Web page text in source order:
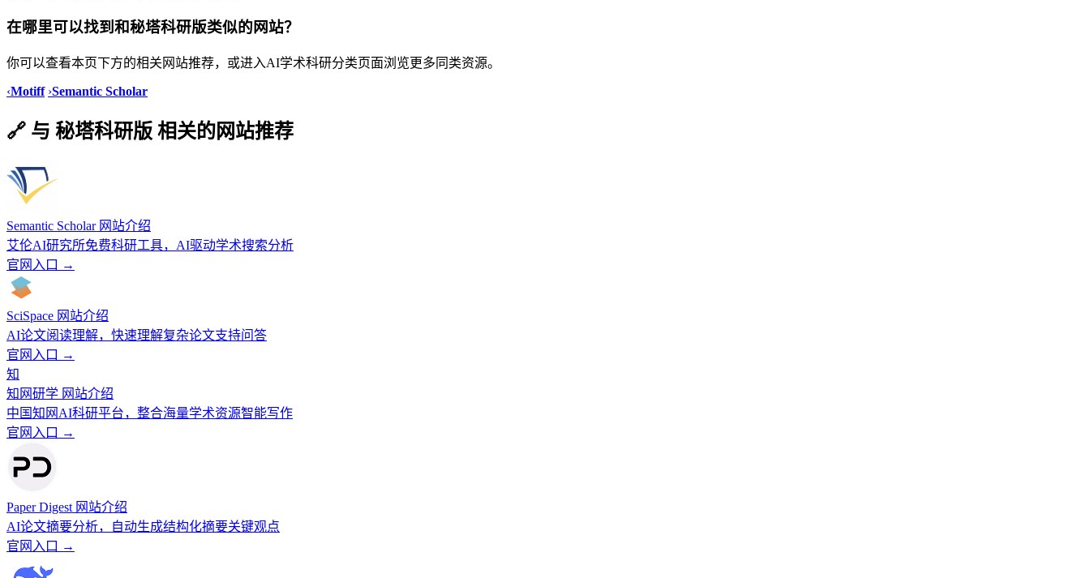
在哪里可以找到和秘塔科研版类似的网站？
你可以查看本页下方的相关网站推荐，或进入AI学术科研分类页面浏览更多同类资源。
‹Motiff ›Semantic Scholar
🔗 与 秘塔科研版 相关的网站推荐
Semantic Scholar 网站介绍
艾伦AI研究所免费科研工具，AI驱动学术搜索分析
官网入口 →
SciSpace 网站介绍
AI论文阅读理解，快速理解复杂论文支持问答
官网入口 →
知
知网研学 网站介绍
中国知网AI科研平台，整合海量学术资源智能写作
官网入口 →
Paper Digest 网站介绍
AI论文摘要分析，自动生成结构化摘要关键观点
官网入口 →